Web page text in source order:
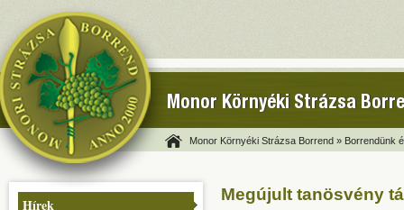
Monor Környéki Strázsa
Monor Környéki Strázsa Borrend » Borrendünk
Hírek
Megújult tanösvény